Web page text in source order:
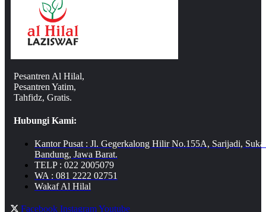
Pesantren Al Hilal,
Pesantren Yatim,
Tahfidz, Gratis.
Hubungi Kami:
Kantor Pusat : Jl. Gegerkalong Hilir No.155A, Sarijadi,
Bandung, Jawa Barat.
TELP : 022 2005079
WA : 081 2222 02751
Wakaf Al Hilal
Facebook InstagramYoutube